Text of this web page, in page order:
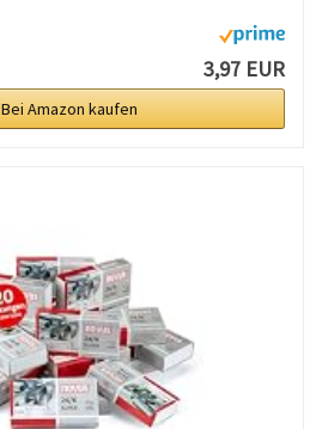
3,97 EUR
Amazon kaufen